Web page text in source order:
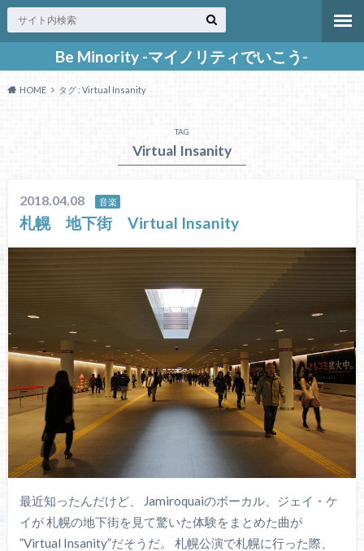
Be Minority -マイノリティでいこう-
HOME タグ : Virtual Insanity
TAG
Virtual Insanity
2018.04.08 音楽
札幌 地下街 Virtual Insanity
最近知ったんだけど、 Jamiroquaiのボーカル、ジェイ・ケ
イが 札幌の地下街を見て驚いた体験をまとめた曲が
”Virtual Insanity”だそうだ。 札幌公演で札幌に行った際、